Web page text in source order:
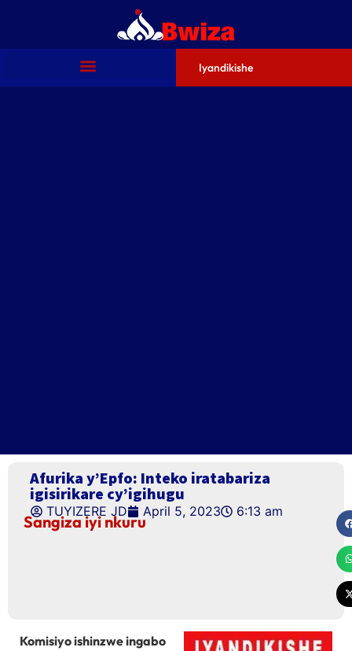
Iyandikishe
Afurika y’Epfo: Inteko iratabariza
igisirikare cy’igihugu
TUYIZERE JD April 5, 2023 6:13 am
Sangiza iyi nkuru
Komisiyo ishinzwe ingabo